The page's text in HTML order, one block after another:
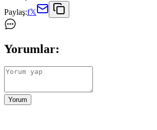
Paylaş:f𝕏
Yorumlar:
Yorum